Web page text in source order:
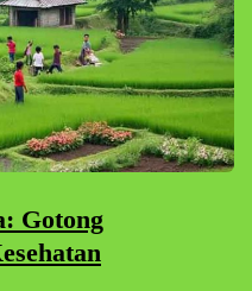
Gotong